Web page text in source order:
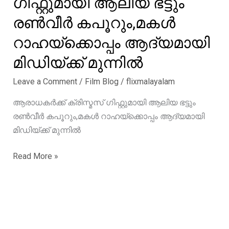
രൺവീർ കപൂറും,മകൾ
റാഹയ്‌ക്കൊപ്പം ആദ്യമായി
മിഡിയ്ക്ക് മുന്നിൽ
Leave a Comment / Film Blog / flixmalayalam
ആരാധകർക്ക് ക്രിസ്മസ് ഗിഫ്റ്റുമായി ആലിയ ഭട്ടും
രൺവീർ കപൂറും,മകൾ റാഹയ്‌ക്കൊപ്പം ആദ്യമായി
മിഡിയ്ക്ക് മുന്നിൽ
ആരാധകർക്ക്
Read More »